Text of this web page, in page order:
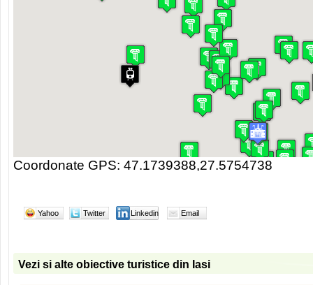
Coordonate GPS: 47.1739388,27.5754738
Yahoo Twitter Linkedin Email
Vezi si alte obiective turistice din Iasi